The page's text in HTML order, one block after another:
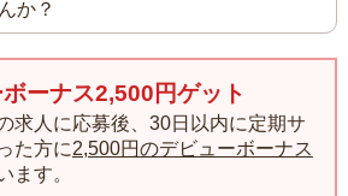
か？
ーナス2,500円ゲット
求人に応募後、30日以内に定期サ
た方に2,500円のデビューボーナス
ます。